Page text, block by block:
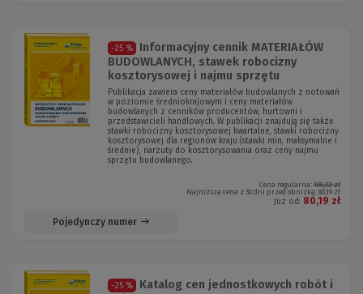
-25 %
Informacyjny cennik MATERIAŁÓW
BUDOWLANYCH, stawek robocizny
kosztorysowej i najmu sprzętu
Publikacja zawiera ceny materiałów budowlanych z notowań
w poziomie średniokrajowym i ceny materiałów
budowlanych z cenników producentów, hurtowni i
przedstawicieli handlowych. W publikacji znajdują się także
stawki robocizny kosztorysowej kwartalne, stawki robocizny
kosztorysowej dla regionów kraju (stawki min, maksymalne i
średnie), narzuty do kosztorysowania oraz ceny najmu
sprzętu budowlanego.
Cena regularna: 106,92 zł
Najniższa cena z 30 dni przed obniżką: 80,19 zł
Już od: 80,19 zł
Pojedynczy numer
-25 %
Katalog cen jednostkowych robót i